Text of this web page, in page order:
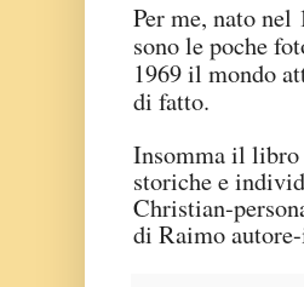
Per me, nato
sono le poche
1969 il mondo
di fatto.
Insomma il libro
storiche e
Christian-
di Raimo